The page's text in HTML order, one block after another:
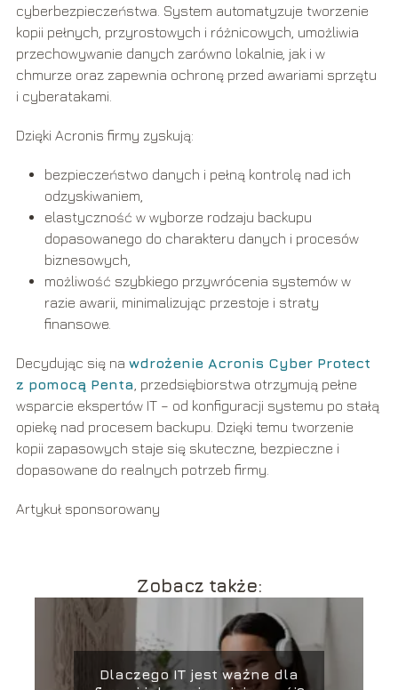
cyberbezpieczeństwa. System automatyzuje tworzenie
kopii pełnych, przyrostowych i różnicowych, umożliwia
przechowywanie danych zarówno lokalnie, jak i w
chmurze oraz zapewnia ochronę przed awariami sprzętu
i cyberatakami.
Dzięki Acronis firmy zyskują:
bezpieczeństwo danych i pełną kontrolę nad ich
odzyskiwaniem,
elastyczność w wyborze rodzaju backupu
dopasowanego do charakteru danych i procesów
biznesowych,
możliwość szybkiego przywrócenia systemów w
razie awarii, minimalizując przestoje i straty
finansowe.
Decydując się na wdrożenie Acronis Cyber Protect
z pomocą Penta , przedsiębiorstwa otrzymują pełne
wsparcie ekspertów IT – od konfiguracji systemu po stałą
opiekę nad procesem backupu. Dzięki temu tworzenie
kopii zapasowych staje się skuteczne, bezpieczne i
dopasowane do realnych potrzeb firmy.
Artykuł sponsorowany
Zobacz także:
Dlaczego IT jest ważne dla